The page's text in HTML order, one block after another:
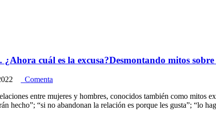
cuál es la excusa?Desmontando mitos
Comenta
entre mujeres y hombres, conocidos también como mitos
hecho”; “si no abandonan la relación es porque les gusta”; “lo